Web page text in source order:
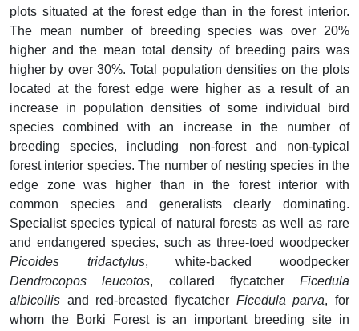
plots situated at the forest edge than in the forest interior.
The mean number of breeding species was over 20%
higher and the mean total density of breeding pairs was
higher by over 30%. Total population densities on the plots
located at the forest edge were higher as a result of an
increase in population densities of some individual bird
species combined with an increase in the number of
breeding species, including non-forest and non-typical
forest interior species. The number of nesting species in the
edge zone was higher than in the forest interior with
common species and generalists clearly dominating.
Specialist species typical of natural forests as well as rare
and endangered species, such as three-toed woodpecker
Picoides tridactylus, white-backed woodpecker
Dendrocopos leucotos, collared flycatcherFicedula
albicollis and red-breasted flycatcher Ficedula parva, for
whom the Borki Forest is an important breeding site in